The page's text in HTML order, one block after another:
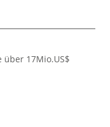
17Mio.US$